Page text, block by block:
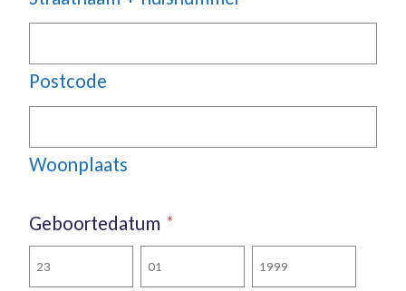
Postcode
Woonplaats
Geboortedatum *